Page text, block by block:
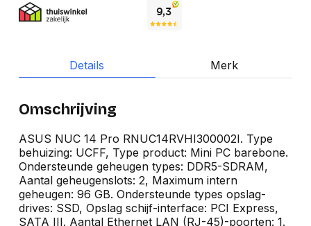
Details Merk
Omschrijving
ASUS NUC 14 Pro RNUC14RVHI300002I. Type
behuizing: UCFF, Type product: Mini PC barebone.
Ondersteunde geheugen types: DDR5-SDRAM,
Aantal geheugenslots: 2, Maximum intern
geheugen: 96 GB. Ondersteunde types opslag-
drives: SSD, Opslag schijf-interface: PCI Express,
SATA III. Aantal Ethernet LAN (RJ-45)-poorten: 1.